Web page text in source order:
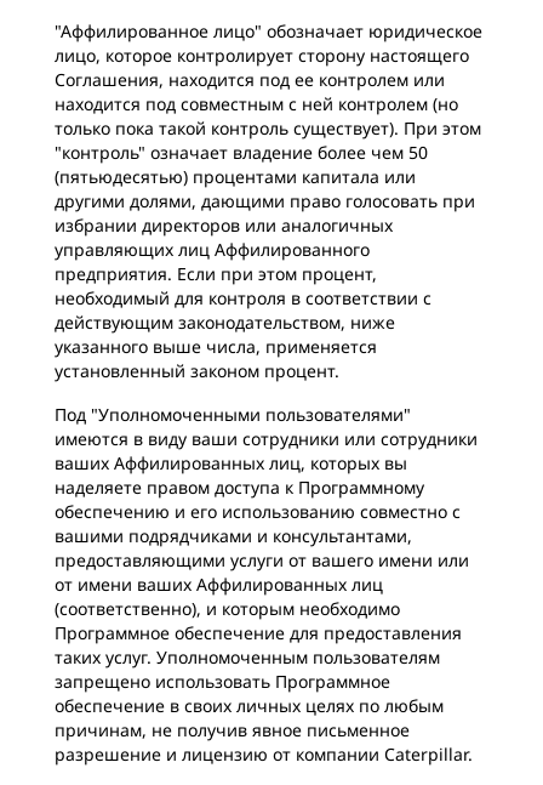
"Аффилированное лицо" обозначает юридическое
лицо, которое контролирует сторону настоящего
Соглашения, находится под ее контролем или
находится под совместным с ней контролем (но
только пока такой контроль существует). При этом
"контроль" означает владение более чем 50
(пятьюдесятью) процентами капитала или
другими долями, дающими право голосовать при
избрании директоров или аналогичных
управляющих лиц Аффилированного
предприятия. Если при этом процент,
необходимый для контроля в соответствии с
действующим законодательством, ниже
указанного выше числа, применяется
установленный законом процент.
Под "Уполномоченными пользователями"
имеются в виду ваши сотрудники или сотрудники
ваших Аффилированных лиц, которых вы
наделяете правом доступа к Программному
обеспечению и его использованию совместно с
вашими подрядчиками и консультантами,
предоставляющими услуги от вашего имени или
от имени ваших Аффилированных лиц
(соответственно), и которым необходимо
Программное обеспечение для предоставления
таких услуг. Уполномоченным пользователям
запрещено использовать Программное
обеспечение в своих личных целях по любым
причинам, не получив явное письменное
разрешение и лицензию от компании Caterpillar.